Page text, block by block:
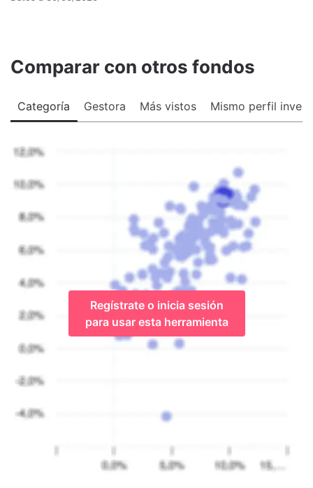
Comparar con otros fondos
Categoría Gestora Más vistos Mismo perfil
Regístrate o inicia sesión
para usar esta herramienta